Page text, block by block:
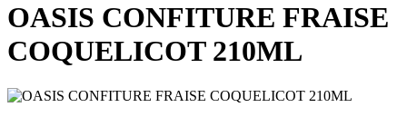
OASIS CONFITURE FRAISE
COQUELICOT 210ML